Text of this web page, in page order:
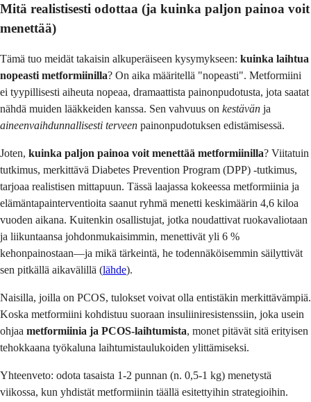
Mitä realistisesti odottaa (ja kuinka paljon painoa voit
menettää)
Tämä tuo meidät takaisin alkuperäiseen kysymykseen: kuinka laihtua
nopeasti metformiinilla? On aika määritellä "nopeasti". Metformiini
ei tyypillisesti aiheuta nopeaa, dramaattista painonpudotusta, jota saatat
nähdä muiden lääkkeiden kanssa. Sen vahvuus on kestävän ja
aineenvaihdunnallisesti terveen painonpudotuksen edistämisessä.
Joten, kuinka paljon painoa voit menettää metformiinilla? Viitatuin
tutkimus, merkittävä Diabetes Prevention Program (DPP) -tutkimus,
tarjoaa realistisen mittapuun. Tässä laajassa kokeessa metformiinia ja
elämäntapainterventioita saanut ryhmä menetti keskimäärin 4,6 kiloa
vuoden aikana. Kuitenkin osallistujat, jotka noudattivat ruokavaliotaan
ja liikuntaansa johdonmukaisimmin, menettivät yli 6 %
kehonpainostaan—ja mikä tärkeintä, he todennäköisemmin säilyttivät
sen pitkällä aikavälillä (lähde).
Naisilla, joilla on PCOS, tulokset voivat olla entistäkin merkittävämpiä.
Koska metformiini kohdistuu suoraan insuliiniresistenssiin, joka usein
ohjaa metformiinia ja PCOS-laihtumista, monet pitävät sitä erityisen
tehokkaana työkaluna laihtumistaulukoiden ylittämiseksi.
Yhteenveto: odota tasaista 1-2 punnan (n. 0,5-1 kg) menetystä
viikossa, kun yhdistät metformiinin täällä esitettyihin strategioihin.